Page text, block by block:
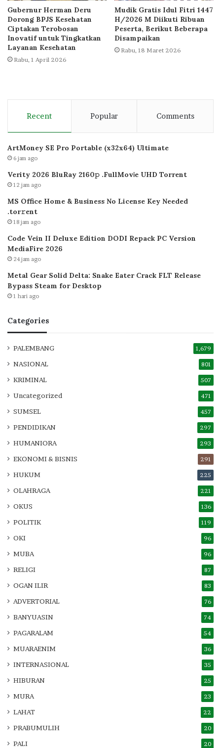
Gubernur Herman Deru
Dorong BPJS Kesehatan
Ciptakan Terobosan
Inovatif untuk Tingkatkan
Layanan Kesehatan
Rabu, 1 April 2026
Mudik Gratis Idul Fitri 1447
H/2026 M Diikuti Ribuan
Peserta, Berikut Beberapa
Disampaikan
Rabu, 18 Maret 2026
Recent Popular Comments
ArtMoney SE Pro Portable (x32x64) Ultimate
6 jam ago
Verity 2026 BluRay 2160𝚙 .FullMov𝗂e UHD Torrent
12 jam ago
MS Office Home & Business No License Key Needed
.tоr𝚛еnt
18 jam ago
Code Vein II Deluxe Edition DODI Repack PC Version
MediaFire 2026
24 jam ago
Metal Gear Solid Delta: Snake Eater Crack FLT Release
Bypass Steam for Desktop
1 hari ago
Categories
PALEMBANG 1,679
NASIONAL 801
KRIMINAL 507
Uncategorized 471
SUMSEL 457
PENDIDIKAN 297
HUMANIORA 293
EKONOMI & BISNIS 291
HUKUM 225
OLAHRAGA 221
OKUS 136
POLITIK 119
OKI 96
MUBA 96
RELIGI 87
OGAN ILIR 83
ADVERTORIAL 76
BANYUASIN 74
PAGARALAM 54
MUARAENIM 36
INTERNASIONAL 35
HIBURAN 25
MURA 23
LAHAT 22
PRABUMULIH 20
PALI 20